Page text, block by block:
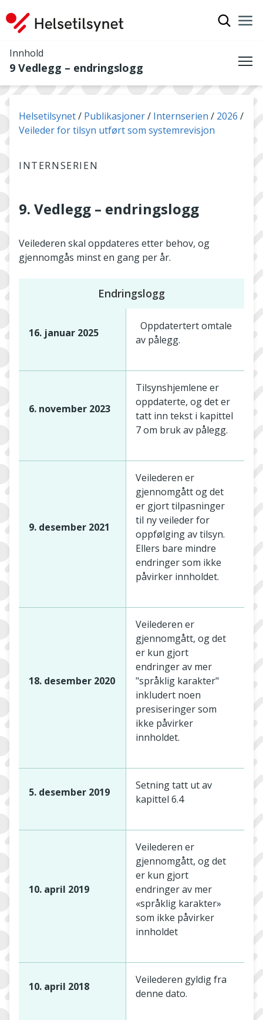
Innhold
9 Vedlegg – endringslogg
Du er her:
Helsetilsynet Publikasjoner Internserien
2026
Veileder for tilsyn utført som systemrevisjon
INTERNSERIEN
9. Vedlegg – endringslogg
Veilederen skal oppdateres etter behov, og
gjennomgås minst en gang per år.
Endringslogg
16. januar 2025
Oppdatertert omtale
av pålegg.
6. november 2023
Tilsynshjemlene er
oppdaterte, og det er
tatt inn tekst i kapittel
7 om bruk av pålegg.
9. desember 2021
Veilederen er
gjennomgått og det
er gjort tilpasninger
til ny veileder for
oppfølging av tilsyn.
Ellers bare mindre
endringer som ikke
påvirker innholdet.
18. desember 2020
Veilederen er
gjennomgått, og det
er kun gjort
endringer av mer
"språklig karakter"
inkludert noen
presiseringer som
ikke påvirker
innholdet.
5. desember 2019
Setning tatt ut av
kapittel 6.4
10. april 2019
Veilederen er
gjennomgått, og det
er kun gjort
endringer av mer
«språklig karakter»
som ikke påvirker
innholdet
10. april 2018
Veilederen gyldig fra
denne dato.